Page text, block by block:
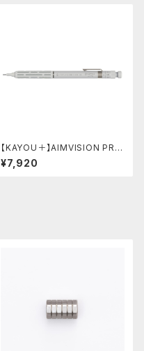
【KAYOU＋】AIMVISION PR
O/エイムビジョンプロ (スノー
ホワイト)
¥7,920